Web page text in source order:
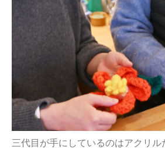
三代目が手にしているのはアクリル